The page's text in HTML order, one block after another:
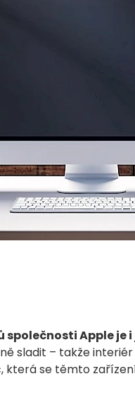
Apple je
sladit – takže
která se těmto